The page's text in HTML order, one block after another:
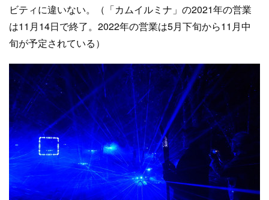
ビティに違いない。（「カムイルミナ」の2021年の営業
は11月14日で終了。2022年の営業は5月下旬から11月中
旬が予定されている）